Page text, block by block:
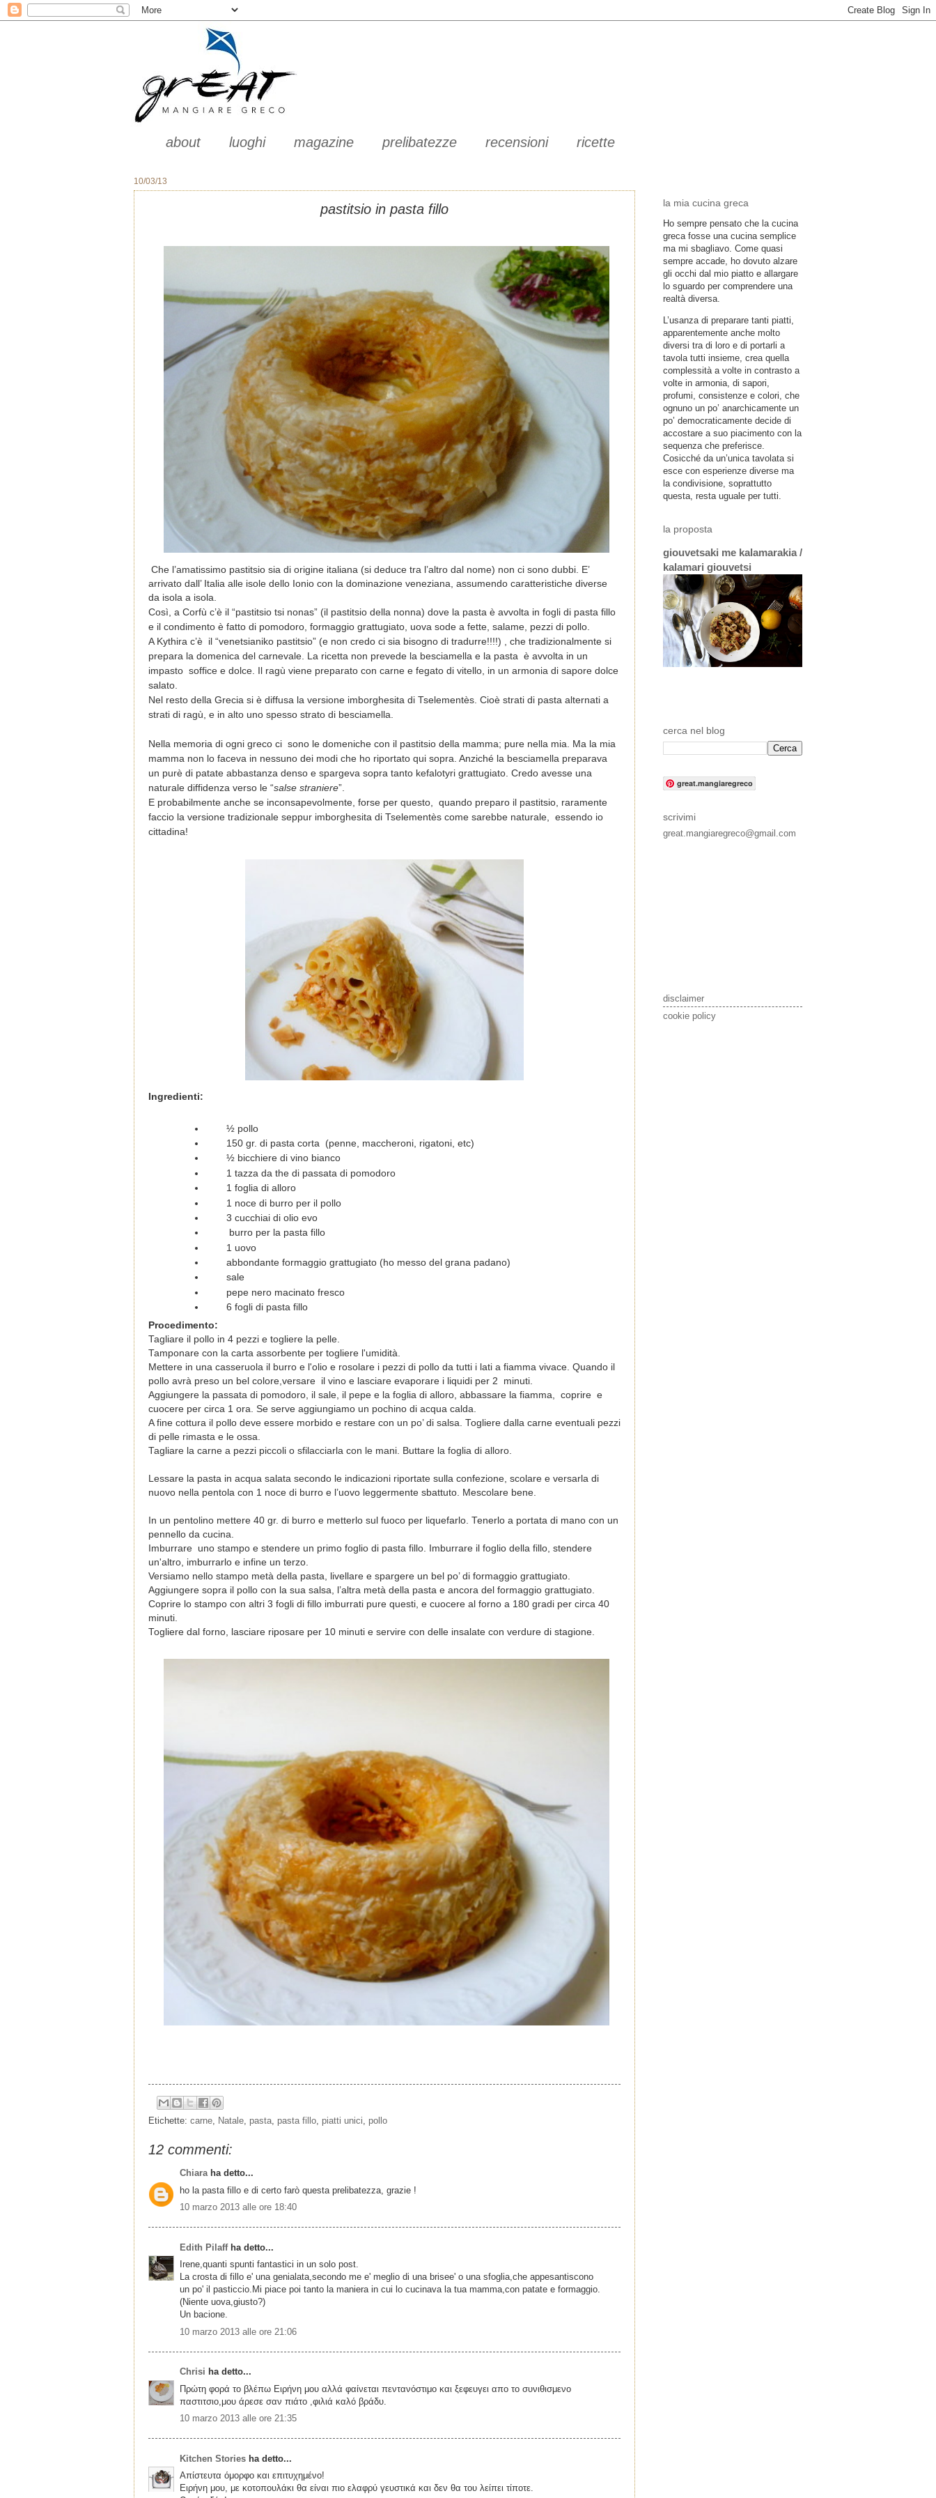
about luoghi magazine prelibatezze recensioni ricette
10/03/13
pastitsio in pasta fillo
Che l’amatissimo pastitsio sia di origine italiana (si deduce tra l’altro dal nome) non ci sono dubbi. E’
arrivato dall’ Italia alle isole dello Ionio con la dominazione veneziana, assumendo caratteristiche diverse
da isola a isola.
Così, a Corfù c’è il “pastitsio tsi nonas” (il pastitsio della nonna) dove la pasta è avvolta in fogli di pasta fillo
e il condimento è fatto di pomodoro, formaggio grattugiato, uova sode a fette, salame, pezzi di pollo.
A Kythira c’è il “venetsianiko pastitsio” (e non credo ci sia bisogno di tradurre!!!!) , che tradizionalmente si
prepara la domenica del carnevale. La ricetta non prevede la besciamella e la pasta è avvolta in un
impasto soffice e dolce. Il ragù viene preparato con carne e fegato di vitello, in un armonia di sapore dolce
salato.
Nel resto della Grecia si è diffusa la versione imborghesita di Tselementès. Cioè strati di pasta alternati a
strati di ragù, e in alto uno spesso strato di besciamella.
Nella memoria di ogni greco ci sono le domeniche con il pastitsio della mamma; pure nella mia. Ma la mia
mamma non lo faceva in nessuno dei modi che ho riportato qui sopra. Anziché la besciamella preparava
un purè di patate abbastanza denso e spargeva sopra tanto kefalotyri grattugiato. Credo avesse una
naturale diffidenza verso le “salse straniere”.
E probabilmente anche se inconsapevolmente, forse per questo, quando preparo il pastitsio, raramente
faccio la versione tradizionale seppur imborghesita di Tselementès come sarebbe naturale, essendo io
cittadina!
Ingredienti:
½ pollo
150 gr. di pasta corta (penne, maccheroni, rigatoni, etc)
½ bicchiere di vino bianco
1 tazza da the di passata di pomodoro
1 foglia di alloro
1 noce di burro per il pollo
3 cucchiai di olio evo
burro per la pasta fillo
1 uovo
abbondante formaggio grattugiato (ho messo del grana padano)
sale
pepe nero macinato fresco
6 fogli di pasta fillo
Procedimento:
Tagliare il pollo in 4 pezzi e togliere la pelle.
Tamponare con la carta assorbente per togliere l'umidità.
Mettere in una casseruola il burro e l'olio e rosolare i pezzi di pollo da tutti i lati a fiamma vivace. Quando il
pollo avrà preso un bel colore,versare il vino e lasciare evaporare i liquidi per 2 minuti.
Aggiungere la passata di pomodoro, il sale, il pepe e la foglia di alloro, abbassare la fiamma, coprire e
cuocere per circa 1 ora. Se serve aggiungiamo un pochino di acqua calda.
A fine cottura il pollo deve essere morbido e restare con un po’ di salsa. Togliere dalla carne eventuali pezzi
di pelle rimasta e le ossa.
Tagliare la carne a pezzi piccoli o sfilacciarla con le mani. Buttare la foglia di alloro.
Lessare la pasta in acqua salata secondo le indicazioni riportate sulla confezione, scolare e versarla di
nuovo nella pentola con 1 noce di burro e l’uovo leggermente sbattuto. Mescolare bene.
In un pentolino mettere 40 gr. di burro e metterlo sul fuoco per liquefarlo. Tenerlo a portata di mano con un
pennello da cucina.
Imburrare uno stampo e stendere un primo foglio di pasta fillo. Imburrare il foglio della fillo, stendere
un'altro, imburrarlo e infine un terzo.
Versiamo nello stampo metà della pasta, livellare e spargere un bel po’ di formaggio grattugiato.
Aggiungere sopra il pollo con la sua salsa, l’altra metà della pasta e ancora del formaggio grattugiato.
Coprire lo stampo con altri 3 fogli di fillo imburrati pure questi, e cuocere al forno a 180 gradi per circa 40
minuti.
Togliere dal forno, lasciare riposare per 10 minuti e servire con delle insalate con verdure di stagione.
Etichette: carne, Natale, pasta, pasta fillo, piatti unici, pollo
12 commenti:
Chiara ha detto...
ho la pasta fillo e di certo farò questa prelibatezza, grazie !
10 marzo 2013 alle ore 18:40
Edith Pilaffha detto...
Irene,quanti spunti fantastici in un solo post.
La crosta di fillo e' una genialata,secondo me e' meglio di una brisee' o una sfoglia,che appesantiscono
un po' il pasticcio.Mi piace poi tanto la maniera in cui lo cucinava la tua mamma,con patate e formaggio.
(Niente uova,giusto?)
Un bacione.
10 marzo 2013 alle ore 21:06
Chrisi ha detto...
Πρώτη φορά το βλέπω Ειρήνη μου αλλά φαίνεται πεντανόστιμο και ξεφευγει απο το συνιθισμενο
παστιτσιο,μου άρεσε σαν πιάτο ,φιλιά καλό βράδυ.
10 marzo 2013 alle ore 21:35
Kitchen Stories ha detto...
Απίστευτα όμορφο και επιτυχημένο!
Ειρήνη μου, με κοτοπουλάκι θα είναι πιο ελαφρύ γευστικά και δεν θα του λείπει τίποτε.
la mia cucina greca
Ho sempre pensato che la cucina
greca fosse una cucina semplice
ma mi sbagliavo. Come quasi
sempre accade, ho dovuto alzare
gli occhi dal mio piatto e allargare
lo sguardo per comprendere una
realtà diversa.
L’usanza di preparare tanti piatti,
apparentemente anche molto
diversi tra di loro e di portarli a
tavola tutti insieme, crea quella
complessità a volte in contrasto a
volte in armonia, di sapori,
profumi, consistenze e colori, che
ognuno un po’ anarchicamente un
po’ democraticamente decide di
accostare a suo piacimento con la
sequenza che preferisce.
Cosicché da un’unica tavolata si
esce con esperienze diverse ma
la condivisione, soprattutto
questa, resta uguale per tutti.
la proposta
giouvetsaki me kalamarakia /
kalamari giouvetsi
cerca nel blog
great.mangiaregreco
scrivimi
great.mangiaregreco@gmail.com
disclaimer
cookie policy